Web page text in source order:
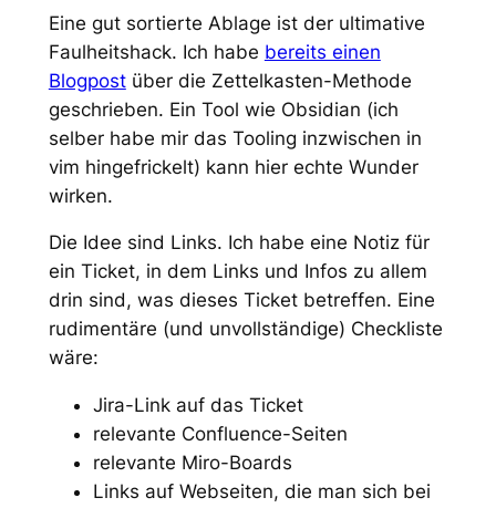
Eine gut sortierte Ablage ist der ultimative
Faulheitshack. Ich habe bereits einen
Blogpostüber die Zettelkasten-Methode
geschrieben. Ein Tool wie Obsidian (ich
selber habe mir das Tooling inzwischen in
vim hingefrickelt) kann hier echte Wunder
wirken.
Die Idee sind Links. Ich habe eine Notiz für
ein Ticket, in dem Links und Infos zu allem
drin sind, was dieses Ticket betreffen. Eine
rudimentäre (und unvollständige) Checkliste
wäre:
Jira-Link auf das Ticket
relevante Confluence-Seiten
relevante Miro-Boards
Links auf Webseiten, die man sich bei